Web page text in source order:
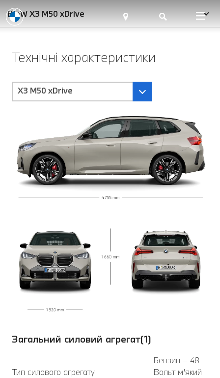
BMW X3 M50 xDrive
Технічні характеристики
X3 M50 xDrive
Загальний силовий агрегат(1)
Тип силового агрегату
Бензин – 48
Вольт м’який